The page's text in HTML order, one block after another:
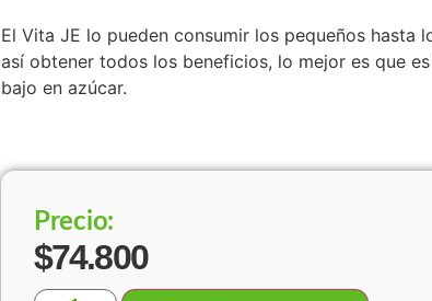
El Vita JE lo pueden consumir los pequeños hasta
así obtener todos los beneficios, lo mejor es que
bajo en azúcar.
Precio:
$74.800